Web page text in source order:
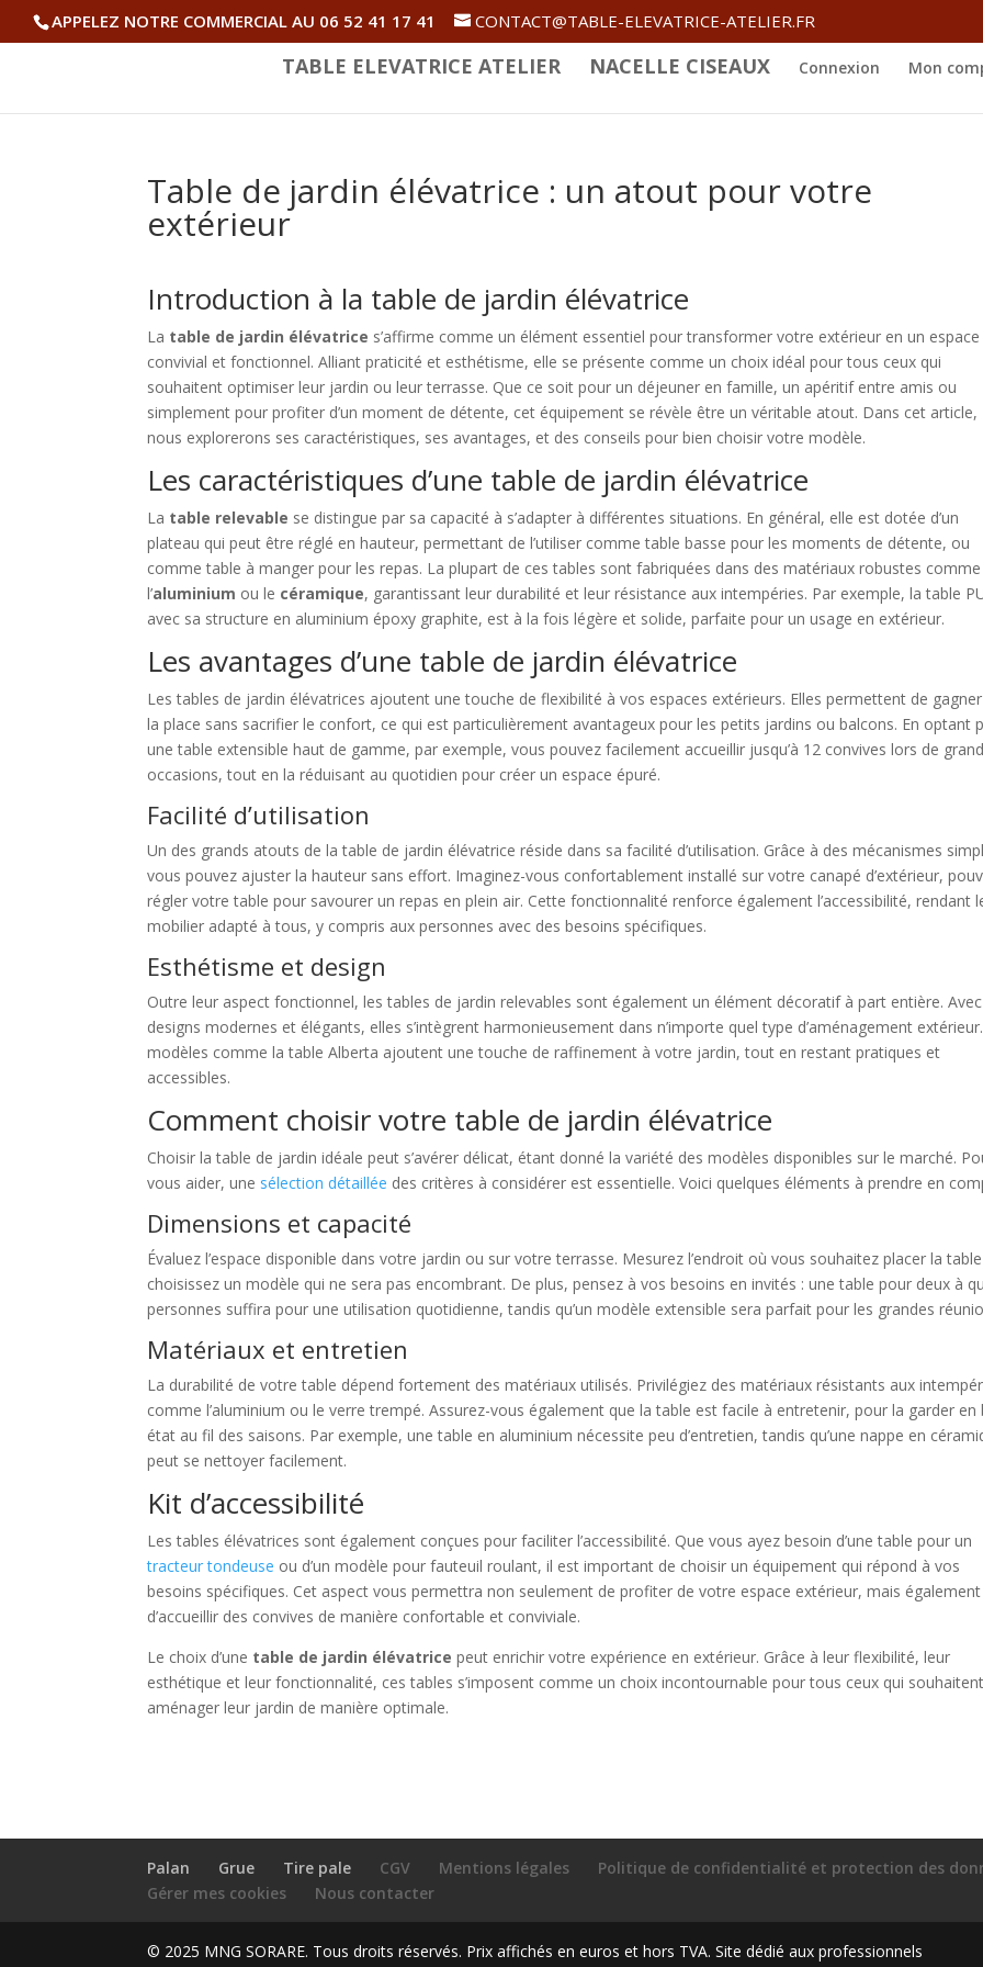
APPELEZ NOTRE COMMERCIAL AU 06 52 41 17 41 CONTACT@TABLE-ELEVATRICE-ATELIER.FR
TABLE ELEVATRICE ATELIER NACELLE CISEAUX Connexion Mon
Table de jardin élévatrice : un atout pour votre
extérieur
Introduction à la table de jardin élévatrice
La table de jardin élévatrice s’affirme comme un élément essentiel pour transformer votre extérieur en un espace
convivial et fonctionnel. Alliant praticité et esthétisme, elle se présente comme un choix idéal pour tous ceux qui
souhaitent optimiser leur jardin ou leur terrasse. Que ce soit pour un déjeuner en famille, un apéritif entre amis ou
simplement pour profiter d’un moment de détente, cet équipement se révèle être un véritable atout. Dans cet article,
nous explorerons ses caractéristiques, ses avantages, et des conseils pour bien choisir votre modèle.
Les caractéristiques d’une table de jardin élévatrice
La table relevable se distingue par sa capacité à s’adapter à différentes situations. En général, elle est dotée d’un
plateau qui peut être réglé en hauteur, permettant de l’utiliser comme table basse pour les moments de détente, ou
comme table à manger pour les repas. La plupart de ces tables sont fabriquées dans des matériaux robustes comme
l’aluminium ou le céramique, garantissant leur durabilité et leur résistance aux intempéries. Par exemple, la table
avec sa structure en aluminium époxy graphite, est à la fois légère et solide, parfaite pour un usage en extérieur.
Les avantages d’une table de jardin élévatrice
Les tables de jardin élévatrices ajoutent une touche de flexibilité à vos espaces extérieurs. Elles permettent de
la place sans sacrifier le confort, ce qui est particulièrement avantageux pour les petits jardins ou balcons. En optant
une table extensible haut de gamme, par exemple, vous pouvez facilement accueillir jusqu’à 12 convives lors de
occasions, tout en la réduisant au quotidien pour créer un espace épuré.
Facilité d’utilisation
Un des grands atouts de la table de jardin élévatrice réside dans sa facilité d’utilisation. Grâce à des mécanismes
vous pouvez ajuster la hauteur sans effort. Imaginez-vous confortablement installé sur votre canapé d’extérieur,
régler votre table pour savourer un repas en plein air. Cette fonctionnalité renforce également l’accessibilité, rendant
mobilier adapté à tous, y compris aux personnes avec des besoins spécifiques.
Esthétisme et design
Outre leur aspect fonctionnel, les tables de jardin relevables sont également un élément décoratif à part entière.
designs modernes et élégants, elles s’intègrent harmonieusement dans n’importe quel type d’aménagement
modèles comme la table Alberta ajoutent une touche de raffinement à votre jardin, tout en restant pratiques et
accessibles.
Comment choisir votre table de jardin élévatrice
Choisir la table de jardin idéale peut s’avérer délicat, étant donné la variété des modèles disponibles sur le marché.
vous aider, une sélection détaillée des critères à considérer est essentielle. Voici quelques éléments à prendre en
Dimensions et capacité
Évaluez l’espace disponible dans votre jardin ou sur votre terrasse. Mesurez l’endroit où vous souhaitez placer la
choisissez un modèle qui ne sera pas encombrant. De plus, pensez à vos besoins en invités : une table pour deux à
personnes suffira pour une utilisation quotidienne, tandis qu’un modèle extensible sera parfait pour les grandes
Matériaux et entretien
La durabilité de votre table dépend fortement des matériaux utilisés. Privilégiez des matériaux résistants aux
comme l’aluminium ou le verre trempé. Assurez-vous également que la table est facile à entretenir, pour la garder en
état au fil des saisons. Par exemple, une table en aluminium nécessite peu d’entretien, tandis qu’une nappe en
peut se nettoyer facilement.
Kit d’accessibilité
Les tables élévatrices sont également conçues pour faciliter l’accessibilité. Que vous ayez besoin d’une table pour un
tracteur tondeuse ou d’un modèle pour fauteuil roulant, il est important de choisir un équipement qui répond à vos
besoins spécifiques. Cet aspect vous permettra non seulement de profiter de votre espace extérieur, mais également
d’accueillir des convives de manière confortable et conviviale.
Le choix d’une table de jardin élévatrice peut enrichir votre expérience en extérieur. Grâce à leur flexibilité, leur
esthétique et leur fonctionnalité, ces tables s’imposent comme un choix incontournable pour tous ceux qui souhaitent
aménager leur jardin de manière optimale.
Palan Grue Tire pale CGV Mentions légales Politique de confidentialité et protection des
Gérer mes cookies
Nous contacter
© 2025 MNG SORARE. Tous droits réservés. Prix affichés en euros et hors TVA. Site dédié aux professionnels